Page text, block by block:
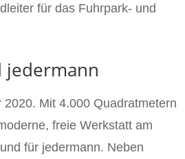
für das Fuhrpark- und
jedermann
2020. Mit 4.000 Quadratmetern
freie Werkstatt am
für jedermann. Neben